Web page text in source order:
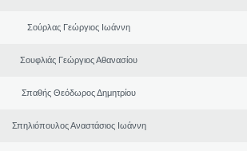
Σούρλας Γεώργιος Ιωάννη
Σουφλιάς Γεώργιος Αθανασίου
Σπαθής Θεόδωρος Δημητρίου
Σπηλιόπουλος Αναστάσιος Ιωάννη